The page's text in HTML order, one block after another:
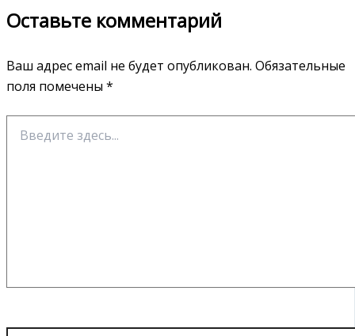
Оставьте комментарий
Ваш адрес email не будет опубликован. Обязательные
поля помечены *
здесь...